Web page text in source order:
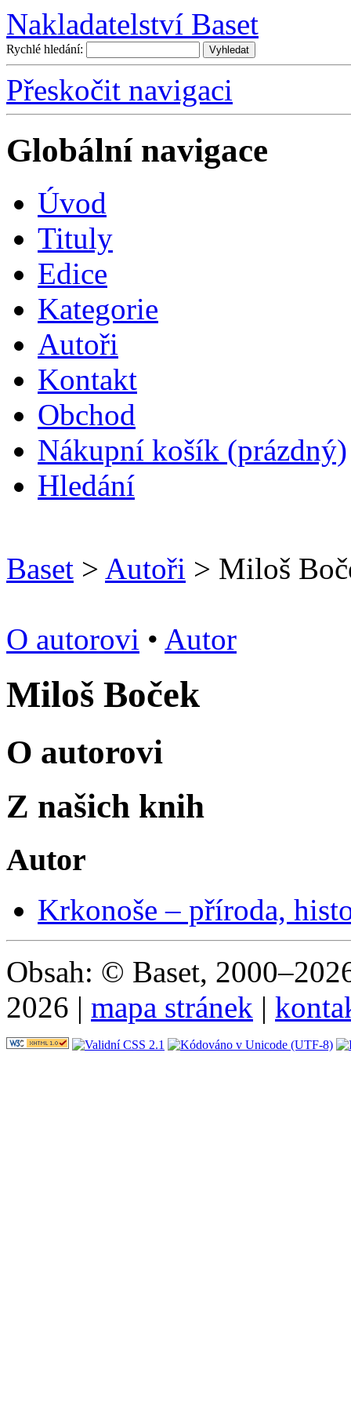
Nakladatelství Baset
Rychlé hledání:
Přeskočit navigaci
Globální navigace
Úvod
Tituly
Edice
Kategorie
Autoři
Kontakt
Obchod
Nákupní košík (prázdný)
Hledání
Baset > Autoři > Miloš
O autorovi • Autor
Miloš Boček
O autorovi
Z našich knih
Autor
Krkonoše – příroda,
Obsah: © Baset,
2026 | mapa stránek |